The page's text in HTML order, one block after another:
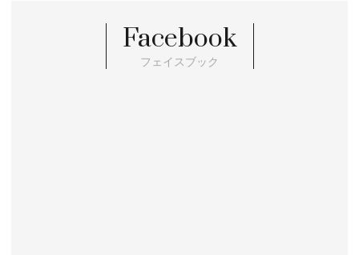
Facebook
フェイスブック